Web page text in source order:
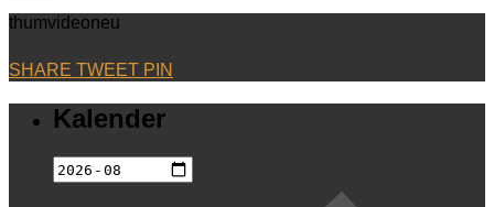
thumvideoneu
SHARE TWEET PIN
Kalender